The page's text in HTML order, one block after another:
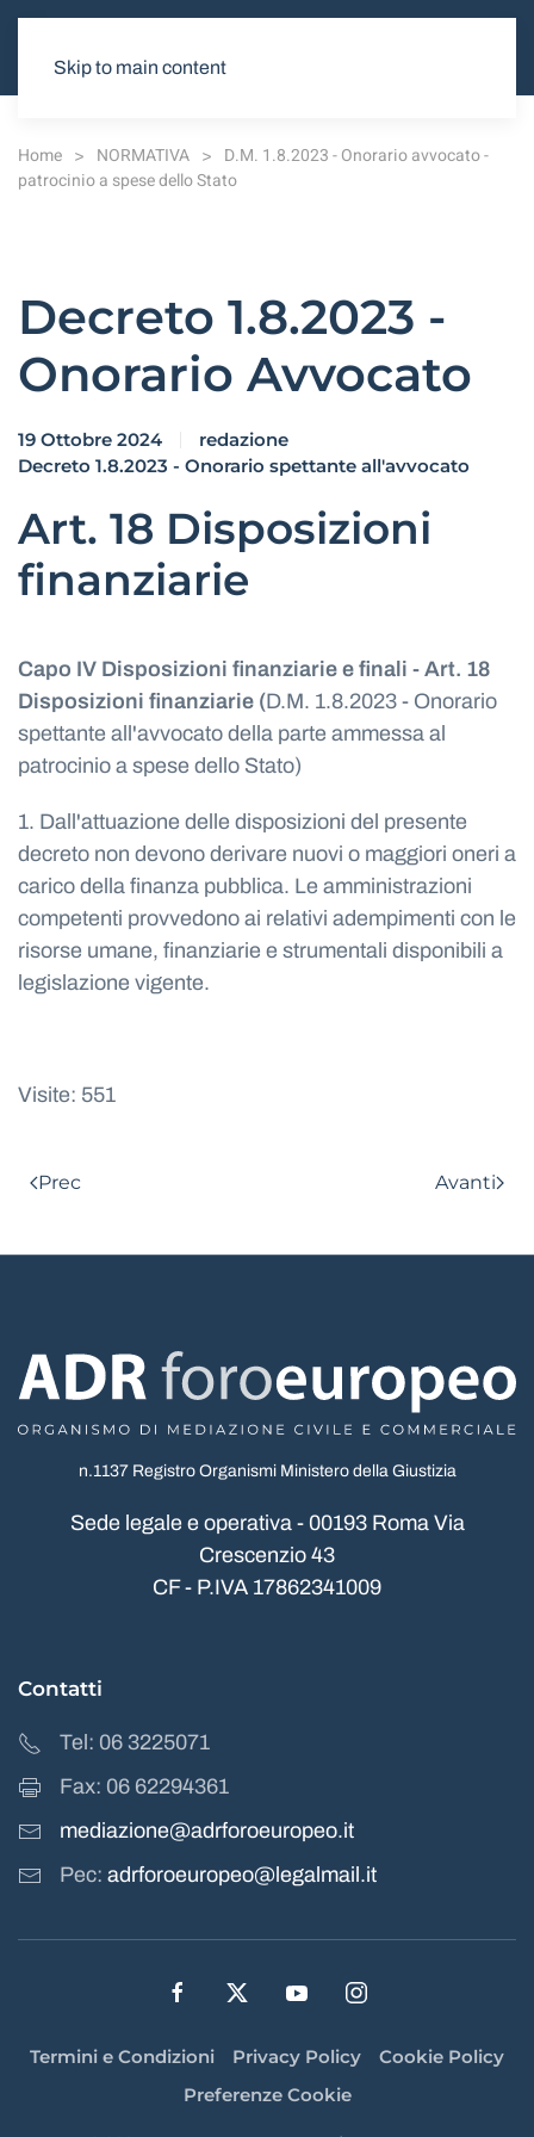
Skip to main content
Home NORMATIVA
D.M. 1.8.2023 - Onorario avvocato -
patrocinio a spese dello Stato
Decreto 1.8.2023 -
Onorario Avvocato
19 Ottobre 2024
redazione
Decreto 1.8.2023 - Onorario spettante all'avvocato
Art. 18 Disposizioni
finanziarie
Capo IV Disposizioni finanziarie e finali - Art. 18
Disposizioni finanziarie (D.M. 1.8.2023 - Onorario
spettante all'avvocato della parte ammessa al
patrocinio a spese dello Stato)
1. Dall'attuazione delle disposizioni del presente
decreto non devono derivare nuovi o maggiori oneri a
carico della finanza pubblica. Le amministrazioni
competenti provvedono ai relativi adempimenti con le
risorse umane, finanziarie e strumentali disponibili a
legislazione vigente.
Visite: 551
Prec Avanti
n.1137 Registro Organismi Ministero della Giustizia
Sede legale e operativa - 00193 Roma Via
Crescenzio 43
CF - P.IVA 17862341009
Contatti
Tel: 06 3225071
Fax: 06 62294361
mediazione@adrforoeuropeo.it
Pec: adrforoeuropeo@legalmail.it
Termini e Condizioni Privacy Policy
Cookie Policy
Preferenze Cookie